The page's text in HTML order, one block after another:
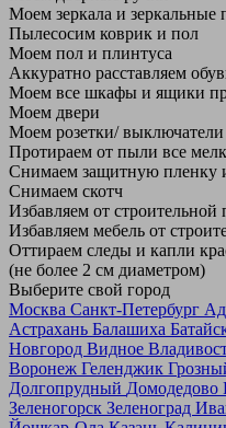
Моем зеркала и зеркальные
Пылесосим коврик и пол
Моем пол и плинтуса
Аккуратно расставляем
Моем все шкафы и ящики
Моем двери
Моем розетки/ выключатели
Протираем от пыли все
Снимаем защитную пленку
Снимаем скотч
Избавляем от
Избавляем мебель от
Оттираем следы и капли
(не более 2 см диаметром)
Выберите свой город
Москва Санкт-Петербург
Астрахань Балашиха
Новгород Видное
Воронеж Геленджик
Долгопрудный Домодедово
Зеленогорск Зеленоград